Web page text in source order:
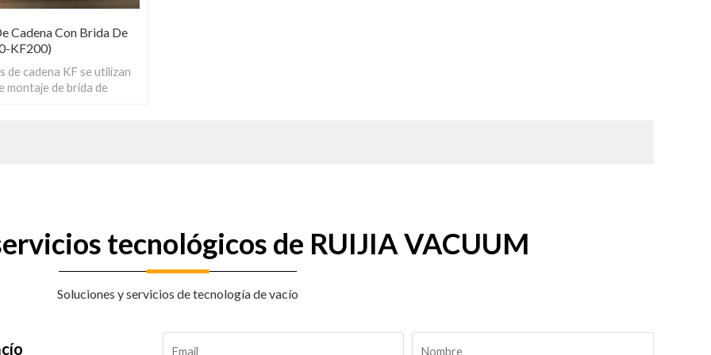
Cadena Con Brida De
KF200)
de cadena KF se utilizan
montaje de brida de
perforado en un
tecnológicos de RUIJIA VACUUM
Soluciones y servicios de tecnología de vacío